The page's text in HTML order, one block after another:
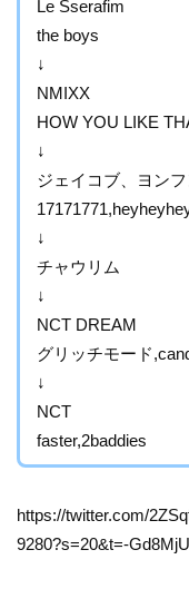
Le Sserafim
the boys
↓
NMIXX
HOW YOU LIKE
↓
ジェイコブ、ヨン
↓
チャウリム
↓
NCT DREAM
グリッチモード
↓
NCT
faster,2baddies
https://twitter.com/
9280?s=20&t=-